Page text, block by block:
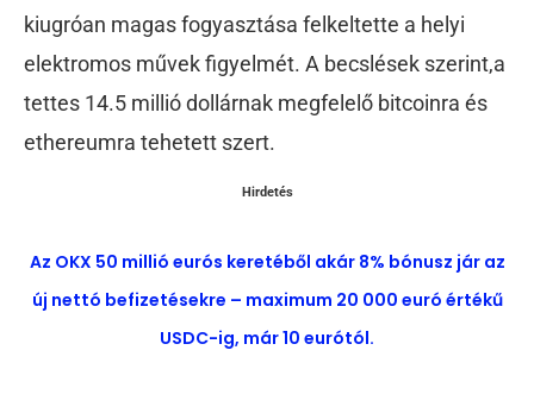
kiugróan magas fogyasztása felkeltette a helyi
elektromos művek figyelmét. A becslések szerint,a
tettes 14.5 millió dollárnak megfelelő bitcoinra és
ethereumra tehetett szert.
Hirdetés
Az OKX 50 millió eurós keretéből akár 8% bónusz jár az
új nettó befizetésekre – maximum 20 000 euró értékű
USDC-ig, már 10 eurótól.